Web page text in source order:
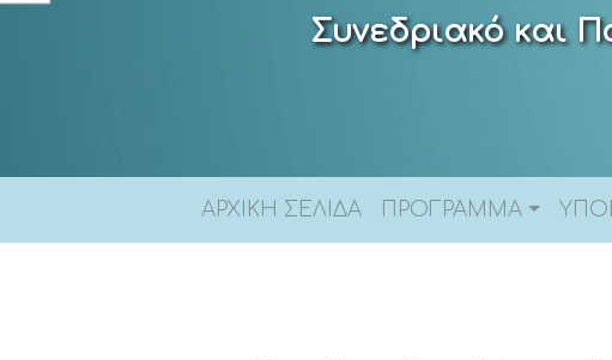
Συνεδριακό και
ΑΡΧΙΚΗ ΣΕΛΙΔΑ ΠΡΟΓΡΑΜΜΑ